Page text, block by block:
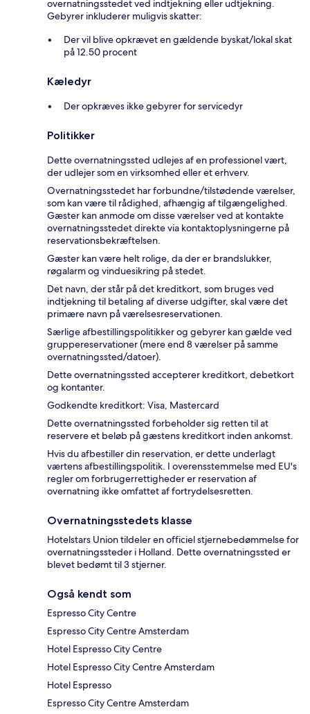
overnatningsstedet ved indtjekning eller udtjekning.
Gebyrer inkluderer muligvis skatter:
Der vil blive opkrævet en gældende byskat/lokal skat
på 12.50 procent
Kæledyr
Der opkræves ikke gebyrer for servicedyr
Politikker
Dette overnatningssted udlejes af en professionel vært,
der udlejer som en virksomhed eller et erhverv.
Overnatningsstedet har forbundne/tilstødende værelser,
som kan være til rådighed, afhængig af tilgængelighed.
Gæster kan anmode om disse værelser ved at kontakte
overnatningsstedet direkte via kontaktoplysningerne på
reservationsbekræftelsen.
Gæster kan være helt rolige, da der er brandslukker,
røgalarm og vinduesikring på stedet.
Det navn, der står på det kreditkort, som bruges ved
indtjekning til betaling af diverse udgifter, skal være det
primære navn på værelsesreservationen.
Særlige afbestillingspolitikker og gebyrer kan gælde ved
gruppereservationer (mere end 8 værelser på samme
overnatningssted/datoer).
Dette overnatningssted accepterer kreditkort, debetkort
og kontanter.
Godkendte kreditkort: Visa, Mastercard
Dette overnatningssted forbeholder sig retten til at
reservere et beløb på gæstens kreditkort inden ankomst.
Hvis du afbestiller din reservation, er dette underlagt
værtens afbestillingspolitik. I overensstemmelse med EU's
regler om forbrugerrettigheder er reservation af
overnatning ikke omfattet af fortrydelsesretten.
Overnatningsstedets klasse
Hotelstars Union tildeler en officiel stjernebedømmelse for
overnatningssteder i Holland. Dette overnatningssted er
blevet bedømt til 3 stjerner.
Også kendt som
Espresso City Centre
Espresso City Centre Amsterdam
Hotel Espresso City Centre
Hotel Espresso City Centre Amsterdam
Hotel Espresso
Espresso City Centre Amsterdam